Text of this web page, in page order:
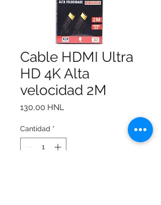
Cable HDMI Ultra
HD 4K Alta
velocidad 2M
130,00 HNL
Cantidad *